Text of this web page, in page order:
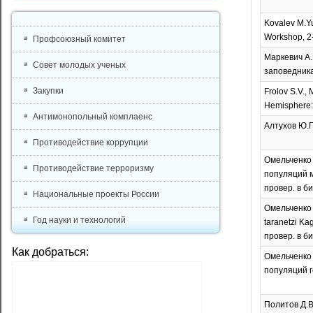
Kovalev
Workshop,
Маркевич
Frolov S.V.,
Алтухов
популяций
провер. в
taranetzi
провер. в
популяций
Политов
Профсоюзный комитет
Совет молодых ученых
Закупки
Антимонопольный комплаенс
Противодействие коррупции
Противодействие терроризму
Национальные проекты России
Год науки и технологий
Как добраться: